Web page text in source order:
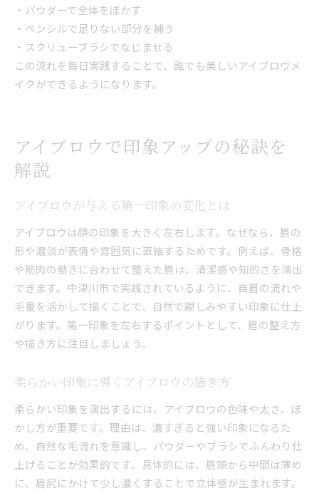
・パウダーで全体をぼかす
・ペンシルで足りない部分を補う
・スクリューブラシでなじませる
この流れを毎日実践することで、誰でも美しいアイブロウメ
イクができるようになります。
アイブロウで印象アップの秘訣を
解説
アイブロウが与える第一印象の変化とは
アイブロウは顔の印象を大きく左右します。なぜなら、眉の
形や濃淡が表情や雰囲気に直結するためです。例えば、骨格
や筋肉の動きに合わせて整えた眉は、清潔感や知的さを演出
できます。中津川市で実践されているように、自眉の流れや
毛量を活かして描くことで、自然で親しみやすい印象に仕上
がります。第一印象を左右するポイントとして、眉の整え方
や描き方に注目しましょう。
柔らかい印象に導くアイブロウの描き方
柔らかい印象を演出するには、アイブロウの色味や太さ、ぼ
かし方が重要です。理由は、濃すぎると強い印象になるた
め、自然な毛流れを意識し、パウダーやブラシでふんわり仕
上げることが効果的です。具体的には、眉頭から中間は薄め
に、眉尻にかけて少し濃くすることで立体感が生まれます。